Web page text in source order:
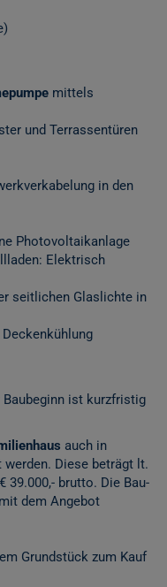
mittels
und Terrassentüren
in den
Photovoltaikanlage
Elektrisch
seitlichen Glaslichte in
ist kurzfristig
auch in
werden. Diese beträgt lt.
39.000,- brutto. Die Bau-
dem Angebot
Grundstück zum Kauf